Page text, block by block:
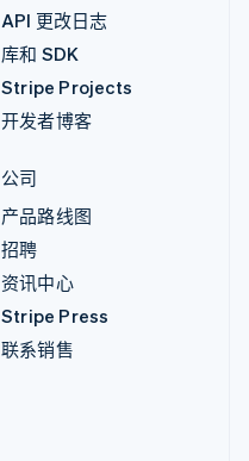
API 更改日志
库和 SDK
Stripe Projects
开发者博客
公司
产品路线图
招聘
资讯中心
Stripe Press
联系销售